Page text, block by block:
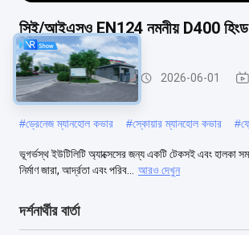
সিই/আইএসও EN124 নমনীয় D400 হিংড
এসএমসি ম্যানহোল কভার 2026-06-01
#ড্রেনেজ ম্যানহোল কভার #স্কোয়ার ম্যানহোল কভার #
ভূগর্ভস্থ ইউটিলিটি অ্যাক্সেসের জন্য একটি টেকসই এবং হালকা
নির্মাণ জারা, আর্দ্রতা এবং পরিব...
আরও দেখুন
দর্শনার্থীর বার্তা